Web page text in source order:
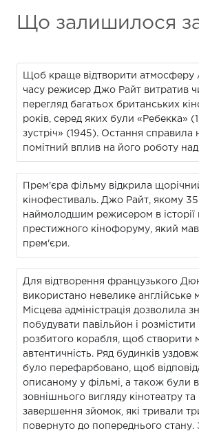
Що залишилося
Щоб краще відтворити атмосферу
часу режисер Джо Райт витратив
перегляд багатьох британських
років, серед яких були «Ребекка»
зустріч» (1945). Остання справила
помітний вплив на його роботу
Прем'єра фільму відкрила
кінофестиваль. Джо Райт, якому 35
наймолодшим режисером в історії
престижного кінофоруму, який
прем'єри.
Для відтворення французького
використано невелике англійське
Місцева адміністрація дозволила
побудувати павільйон і
розбитого корабля, щоб створити
автентичність. Ряд будинків уздовж
було перефарбовано, щоб
описаному у фільмі, а також були
зовнішнього вигляду кінотеатру та
завершення зйомок, які тривали
повернуто до попереднього стану.